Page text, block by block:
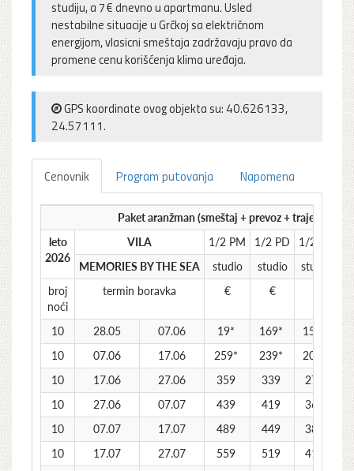
studiju, a 7€ dnevno u apartmanu. Usled
nestabilne situacije u Grčkoj sa električnom
energijom, vlasicni smeštaja zadržavaju pravo da
promene cenu korišćenja klima uređaja.
GPS koordinate ovog objekta su: 40.626133,
24.57111.
Cenovnik Program putovanja Napomena
Paket aranžman (smeštaj + prevoz + trajekt) po
leto
2026
VILA 1/2 PM 1/2 PD
1/2 BT
MEMORIES BY THE SEA
studio studio studio
broj
noći
termin boravka € €
10 28.05 07.06 19* 169* 159*
10
07.06 17.06 259* 239* 209*
10
17.06 27.06 359 339 279
10
27.06 07.07 439 419 369
10
07.07 17.07 489 449 389
10
17.07 27.07 559 519 419